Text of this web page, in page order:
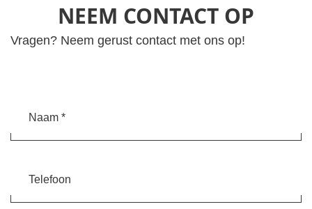
NEEM CONTACT OP
Vragen? Neem gerust contact met ons op!